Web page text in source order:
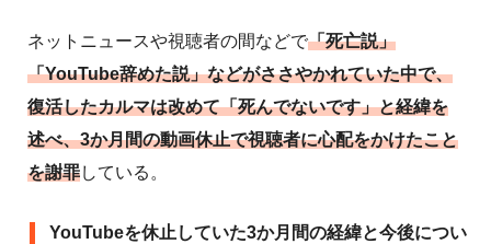
ネットニュースや視聴者の間などで「死亡説」
「YouTube辞めた説」などがささやかれていた中で、
復活したカルマは改めて「死んでないです」と経緯を
述べ、3か月間の動画休止で視聴者に心配をかけたこと
を謝罪している。
YouTubeを休止していた3か月間の経緯と今後につい